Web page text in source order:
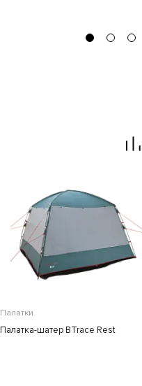
ЛИДЕРЫ ПРОДАЖ
Вам понравятся эти
товары
Палатки
Палатка-шатер BTrace Rest